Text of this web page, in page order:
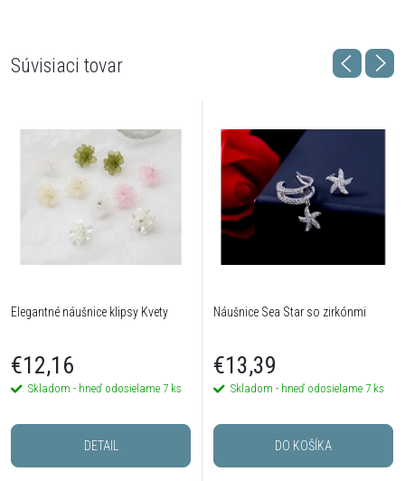
Súvisiaci tovar
Elegantné náušnice klipsy Kvety
€12,16
Skladom - hneď odosielame 7 ks
DETAIL
Náušnice Sea Star so zirkónmi
€13,39
Skladom - hneď odosielame 7 ks
DO KOŠÍKA